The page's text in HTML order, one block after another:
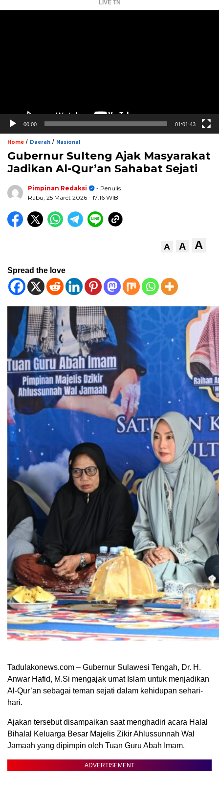
LIVE TN
00:00 01:01:43
Home / Daerah / Nasional
Gubernur Sulteng Ajak Masyarakat
Jadikan Al-Qur’an Sahabat Sejati
Pimpinan Redaksi
- Penulis
Rabu, 25 Maret 2026 - 17:16 WIB
A A A
Spread the love
Tadulakonews.com – Gubernur Sulawesi Tengah, Dr. H.
Anwar Hafid, M.Si mengajak umat Islam untuk menjadikan
Al-Qur’an sebagai teman sejati dalam kehidupan sehari-
hari.
Ajakan tersebut disampaikan saat menghadiri acara Halal
Bihalal Keluarga Besar Majelis Zikir Ahlussunnah Wal
Jamaah yang dipimpin oleh Tuan Guru Abah Imam.
ADVERTISEMENT